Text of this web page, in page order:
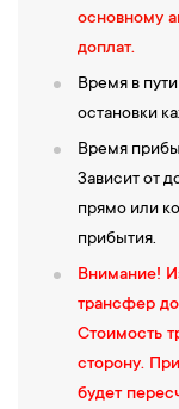
основному
доплат.
Время в
остановки
Время
Зависит от
прямо или
прибытия.
Внимание!
трансфер до
Стоимость
сторону.
будет